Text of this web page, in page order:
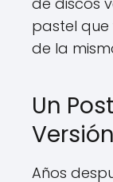
pastel
de la
Un
Años